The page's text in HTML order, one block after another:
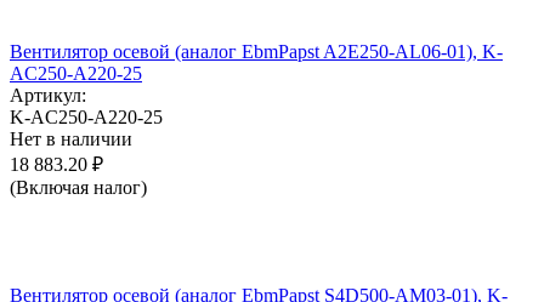
Вентилятор осевой (аналог EbmPapst A2E250-AL06-01), K-
AC250-A220-25
Артикул:
K-AC250-A220-25
Нет в наличии
18 883.20 ₽
(Включая налог)
Вентилятор осевой (аналог EbmPapst S4D500-AM03-01), K-